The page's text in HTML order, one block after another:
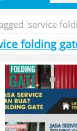
'service
folding